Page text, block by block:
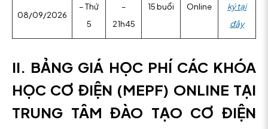
08/09/2026
– Thứ
5
–
21h45
15 buổi Online
ký tại
đây
II. BẢNG GIÁ HỌC PHÍ CÁC KHÓA
HỌC CƠ ĐIỆN (MEPF) ONLINE TẠI
TRUNG TÂM ĐÀO TẠO CƠ ĐIỆN